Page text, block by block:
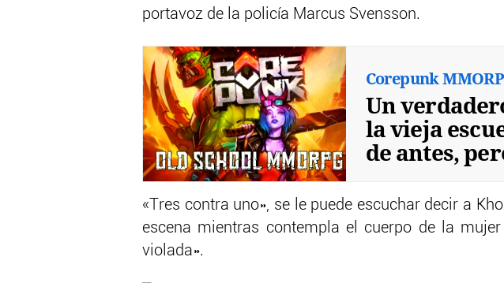
portavoz de la policía Marcus Svensson.
Corepunk
Un
la vieja
de antes,
«Tres contra uno», se le puede escuchar decir a
escena mientras contempla el cuerpo de la
violada».